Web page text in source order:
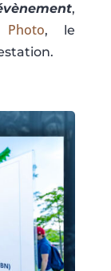
,
, le